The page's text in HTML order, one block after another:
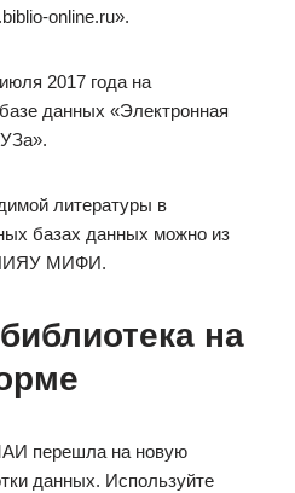
online.ru».
2017 года на
данных «Электронная
литературы в
базах данных можно из
НИЯУ МИФИ.
на
перешла на новую
данных. Используйте